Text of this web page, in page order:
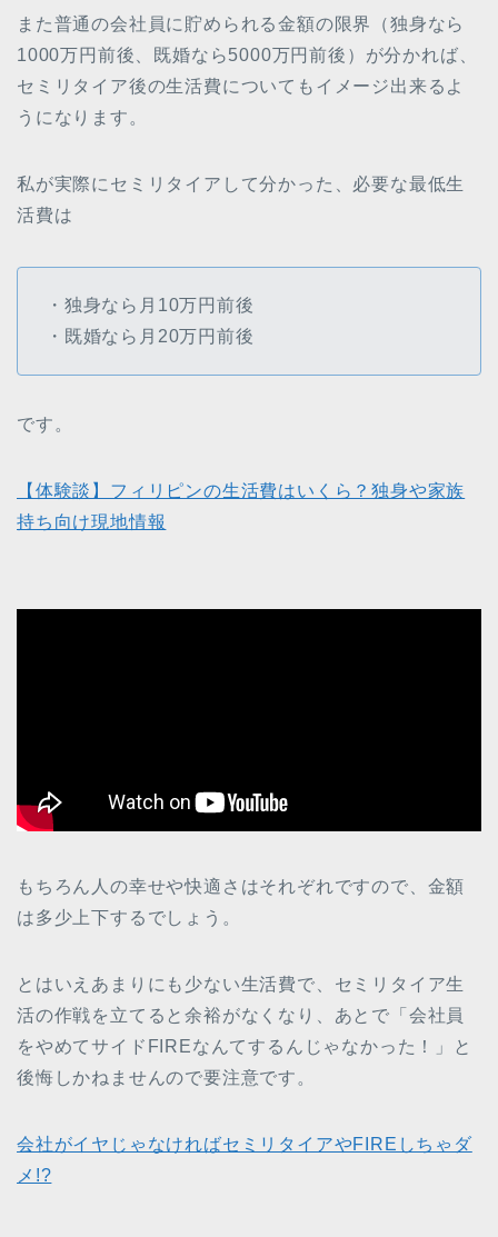
また普通の会社員に貯められる金額の限界（独身なら
1000万円前後、既婚なら5000万円前後）が分かれば、
セミリタイア後の生活費についてもイメージ出来るよ
うになります。
私が実際にセミリタイアして分かった、必要な最低生
活費は
・独身なら月10万円前後
・既婚なら月20万円前後
です。
【体験談】フィリピンの生活費はいくら？独身や家族
持ち向け現地情報
もちろん人の幸せや快適さはそれぞれですので、金額
は多少上下するでしょう。
とはいえあまりにも少ない生活費で、セミリタイア生
活の作戦を立てると余裕がなくなり、あとで「会社員
をやめてサイドFIREなんてするんじゃなかった！」と
後悔しかねませんので要注意です。
会社がイヤじゃなければセミリタイアやFIREしちゃダ
メ!?